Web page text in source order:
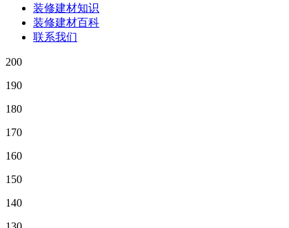
装修建材知识
装修建材百科
联系我们
200
190
180
170
160
150
140